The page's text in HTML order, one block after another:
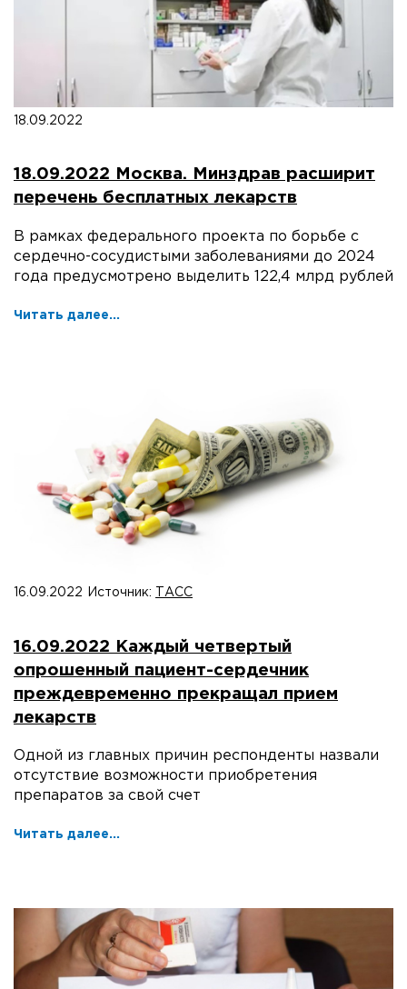
18.09.2022
18.09.2022 Москва. Минздрав расширит
перечень бесплатных лекарств
В рамках федерального проекта по борьбе с
сердечно-сосудистыми заболеваниями до 2024
года предусмотрено выделить 122,4 млрд рублей
Читать далее...
16.09.2022 Источник: ТАСС
16.09.2022 Каждый четвертый
опрошенный пациент-сердечник
преждевременно прекращал прием
лекарств
Одной из главных причин респонденты назвали
отсутствие возможности приобретения
препаратов за свой счет
Читать далее...